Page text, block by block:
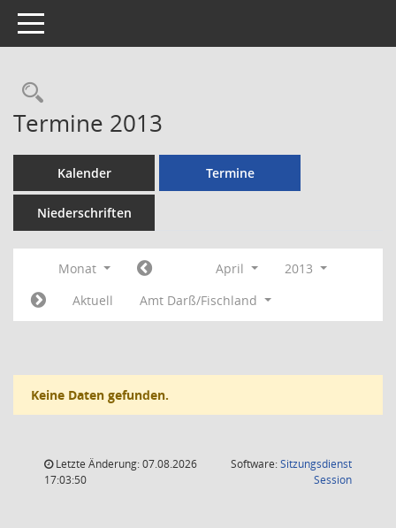
Toggle navigation
Rechercheauswahl
Termine 2013
Kalender Termine
Niederschriften
Monat April
2013
Aktuell
Amt Darß/Fischland
Keine Daten gefunden.
Letzte Änderung: 07.08.2026
17:03:50
Software:Sitzungsdienst
Session(Wird in